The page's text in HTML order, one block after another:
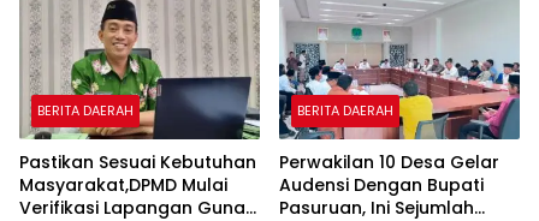
BERITA DAERAH
Pastikan Sesuai Kebutuhan
Masyarakat,DPMD Mulai
Verifikasi Lapangan Guna
BERITA DAERAH
Perwakilan 10 Desa Gelar
Audensi Dengan Bupati
Pasuruan, Ini Sejumlah